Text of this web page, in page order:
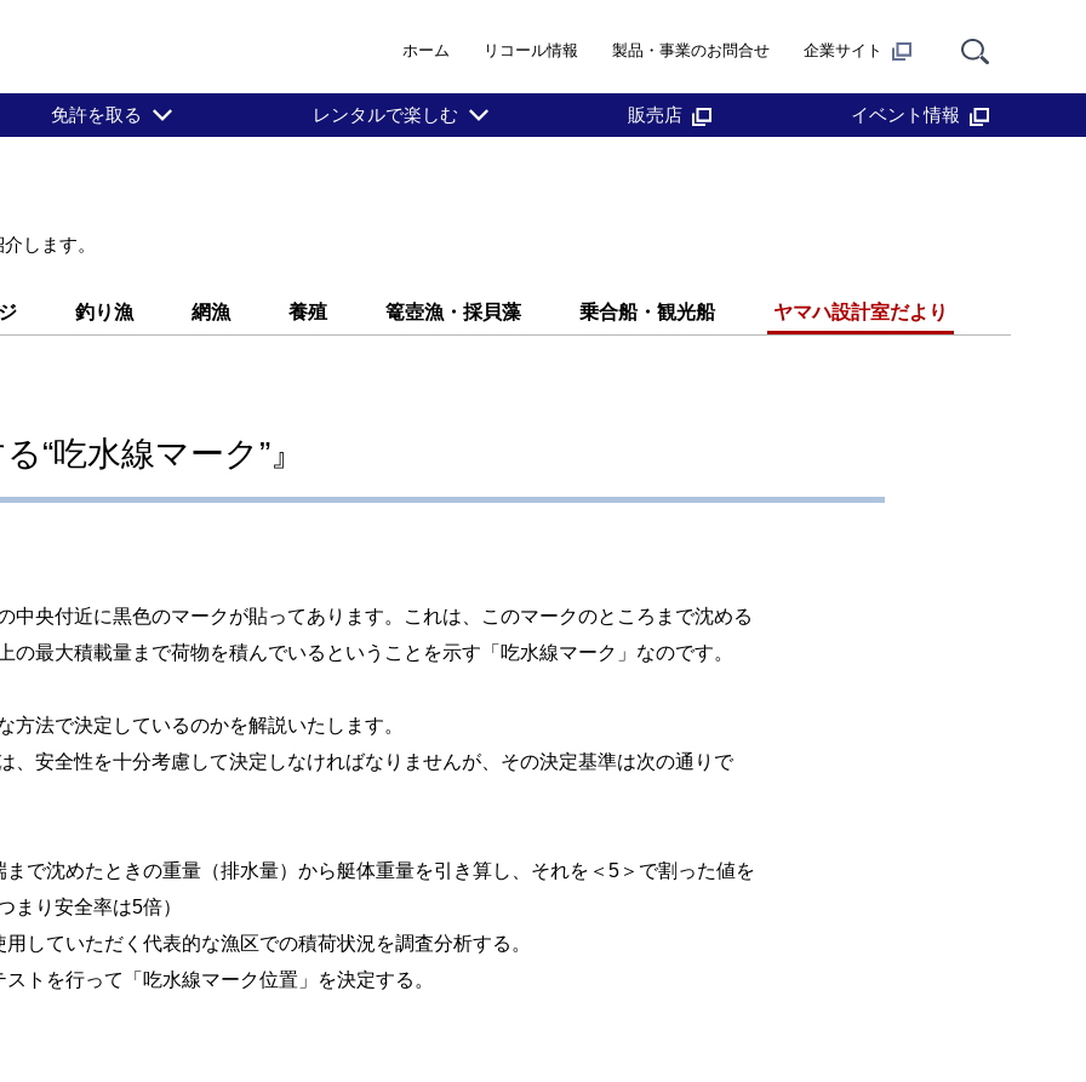
ホーム リコール情報 製品・事業のお問合せ 企業サイト
免許を取る レンタルで楽しむ 販売店 イベント情報
します。
釣り漁 網漁 養殖 篭壺漁・採貝藻 乗合船・観光船 ヤマハ設計室だより
“吃水線マーク”』
央付近に黒色のマークが貼ってあります。これは、このマークのところまで沈める
の最大積載量まで荷物を積んでいるということを示す「吃水線マーク」なのです。
方法で決定しているのかを解説いたします。
、安全性を十分考慮して決定しなければなりませんが、その決定基準は次の通りで
で沈めたときの重量（排水量）から艇体重量を引き算し、それを＜5＞で割った値を
まり安全率は5倍）
していただく代表的な漁区での積荷状況を調査分析する。
トを行って「吃水線マーク位置」を決定する。